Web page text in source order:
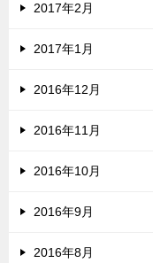
2017年2月
2017年1月
2016年12月
2016年11月
2016年10月
2016年9月
2016年8月